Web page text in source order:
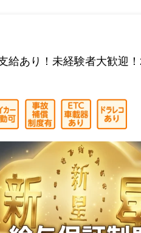
あり！未経験者大歓迎